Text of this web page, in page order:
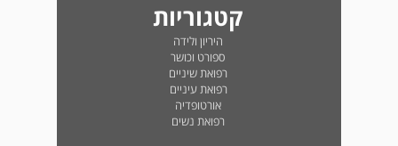
קטגוריות
היריון ולידה
ספורט וכושר
רפואת שיניים
רפואת עיניים
אורטופדיה
רפואת נשים